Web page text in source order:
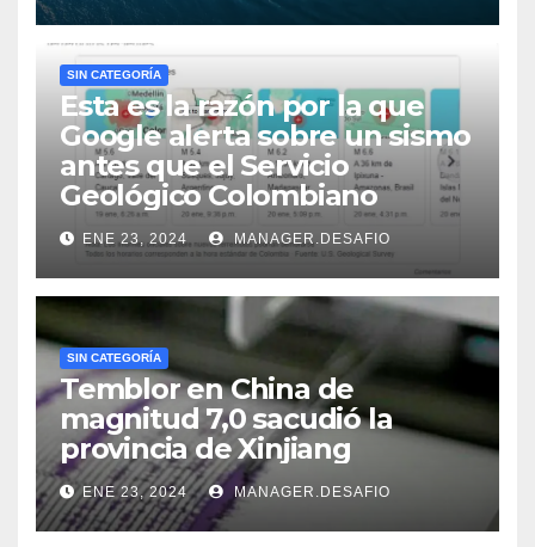
SIN CATEGORÍA
Esta es la razón por la que
Google alerta sobre un sismo
antes que el Servicio
Geológico Colombiano
ENE 23, 2024 MANAGER.DESAFIO
SIN CATEGORÍA
Temblor en China de
magnitud 7,0 sacudió la
provincia de Xinjiang
ENE 23, 2024 MANAGER.DESAFIO